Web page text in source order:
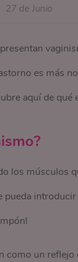
27 de Junio
es más
aquí de
los músculos
pueda
como un